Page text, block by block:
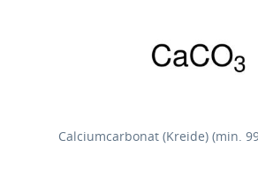
Calciumcarbonat (Kreide) (min.